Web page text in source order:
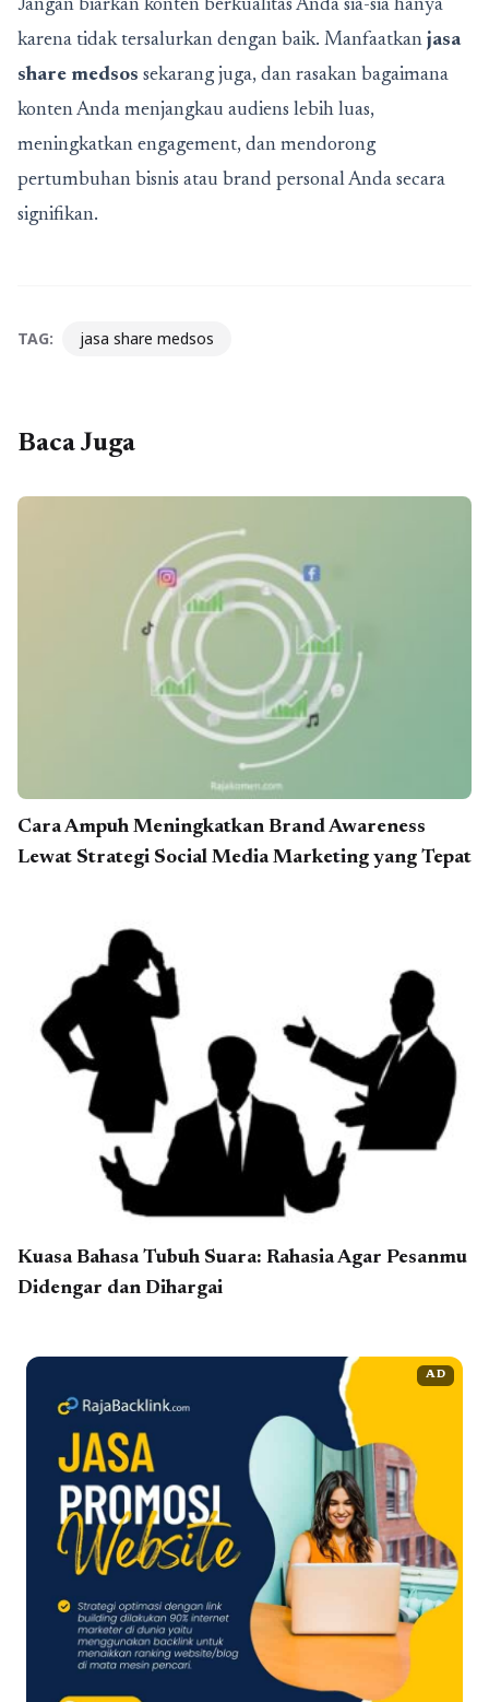
Jangan biarkan konten berkualitas Anda sia-sia hanya
karena tidak tersalurkan dengan baik. Manfaatkan jasa
share medsos sekarang juga, dan rasakan bagaimana
konten Anda menjangkau audiens lebih luas,
meningkatkan engagement, dan mendorong
pertumbuhan bisnis atau brand personal Anda secara
signifikan.
TAG: jasa share medsos
Baca Juga
Cara Ampuh Meningkatkan Brand Awareness
Lewat Strategi Social Media Marketing yang Tepat
Kuasa Bahasa Tubuh Suara: Rahasia Agar Pesanmu
Didengar dan Dihargai
AD